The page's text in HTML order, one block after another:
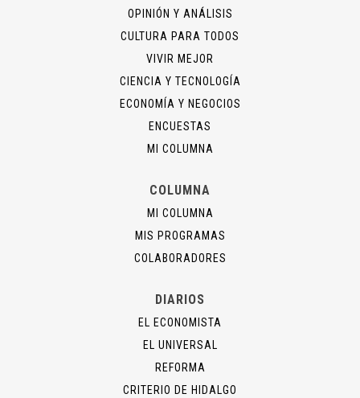
OPINIÓN Y ANÁLISIS
CULTURA PARA TODOS
VIVIR MEJOR
CIENCIA Y TECNOLOGÍA
ECONOMÍA Y NEGOCIOS
ENCUESTAS
MI COLUMNA
COLUMNA
MI COLUMNA
MIS PROGRAMAS
COLABORADORES
DIARIOS
EL ECONOMISTA
EL UNIVERSAL
REFORMA
CRITERIO DE HIDALGO